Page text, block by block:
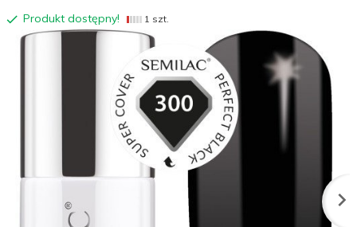
Produkt dostępny! 1 szt.